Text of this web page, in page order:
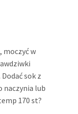
moczyć w
sok z
naczynia lub
170 st?